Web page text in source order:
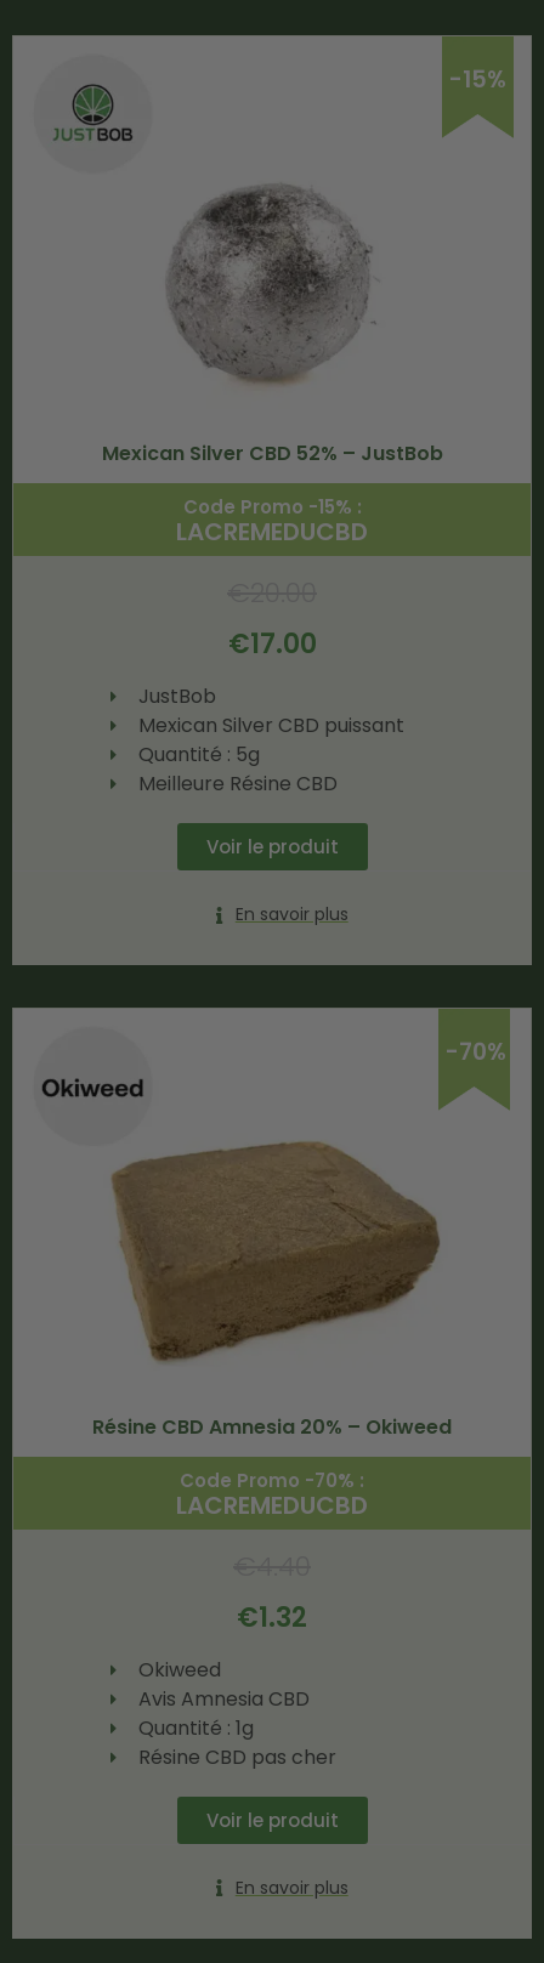
-15%
Mexican Silver CBD 52% – JustBob
Code Promo -15% :
LACREMEDUCBD
€17.00
JustBob
Mexican Silver CBD puissant
Quantité : 5g
Meilleure Résine CBD
Voir le produit
En savoir plus
-70%
Résine CBD Amnesia 20% – Okiweed
Code Promo -70% :
LACREMEDUCBD
€1.32
Okiweed
Avis Amnesia CBD
Quantité : 1g
Résine CBD pas cher
Voir le produit
En savoir plus